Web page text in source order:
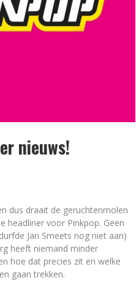
nieuws!
dus draait de geruchtenmolen
headliner voor Pinkpop. Geen
Jan Smeets nog niet aan)
heeft niemand minder
hoe dat precies zit en welke
gaan trekken.